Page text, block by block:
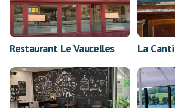
Restaurant Le Vaucelles La